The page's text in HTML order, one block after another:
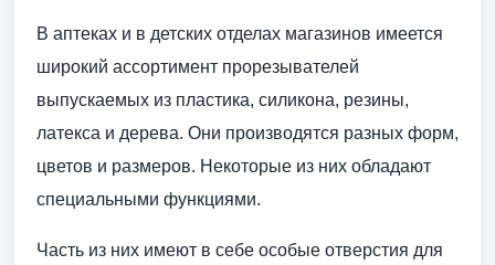
В аптеках и в детских отделах магазинов имеется
широкий ассортимент прорезывателей
выпускаемых из пластика, силикона, резины,
латекса и дерева. Они производятся разных форм,
цветов и размеров. Некоторые из них обладают
специальными функциями.
Часть из них имеют в себе особые отверстия для